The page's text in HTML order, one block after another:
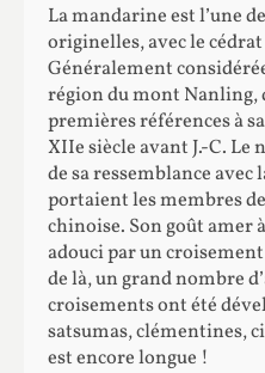
La mandarine est l’une
originelles, avec le
Généralement
région du mont Nanling,
premières références à
XIIe siècle avant J.-C.
de sa ressemblance
portaient les membres
chinoise. Son goût amer
adouci par un
de là, un grand nombre
croisements ont été
satsumas, clémentines,
est encore longue !